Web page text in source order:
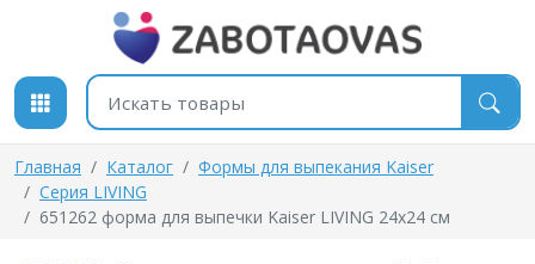
К содержимому
Поиск товаров
Главная Каталог
Формы для выпекания Kaiser
Серия LIVING
651262 форма для выпечки Kaiser LIVING 24х24 см